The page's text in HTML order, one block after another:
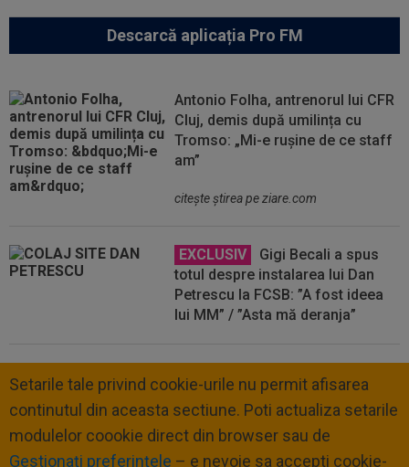
Descarcă aplicația Pro FM
Antonio Folha, antrenorul lui CFR
Cluj, demis după umilința cu
Tromso: „Mi-e rușine de ce staff
am”
citeşte ştirea pe ziare.com
EXCLUSIV
Gigi Becali a spus
totul despre instalarea lui Dan
Petrescu la FCSB: ”A fost ideea
lui MM” / ”Asta mă deranja”
Setarile tale privind cookie-urile nu permit afisarea
continutul din aceasta sectiune. Poti actualiza setarile
modulelor coookie direct din browser sau de
Gestionați preferințele – e nevoie sa accepti cookie-